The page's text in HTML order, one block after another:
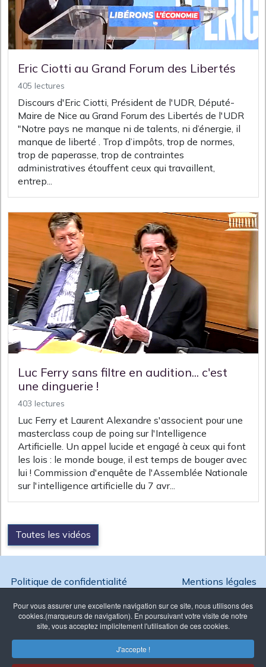
Pour vous assurer une excellente navigation sur ce site, nous utilisons des
cookies.(marqueurs de navigation). En poursuivant votre visite de notre
site, vous acceptez implicitement l'utilisation de ces cookies.
J'accepte !
Eric Ciotti au Grand Forum des Libertés
405 lectures
Discours d'Eric Ciotti, Président de l'UDR, Député-
Maire de Nice au Grand Forum des Libertés de l'UDR
"Notre pays ne manque ni de talents, ni d’énergie, il
manque de liberté . Trop d’impôts, trop de normes,
trop de paperasse, trop de contraintes
administratives étouffent ceux qui travaillent,
entrep...
Luc Ferry sans filtre en audition... c'est
une dinguerie !
403 lectures
Luc Ferry et Laurent Alexandre s'associent pour une
masterclass coup de poing sur l'Intelligence
Artificielle. Un appel lucide et engagé à ceux qui font
les lois : le monde bouge, il est temps de bouger avec
lui ! Commission d'enquête de l'Assemblée Nationale
sur l'intelligence artificielle du 7 avr...
Toutes les vidéos
Politique de confidentialité Mentions légales
Association Loi 1901 enregistrée à
Copyright @ 2026 Ambition France - Reproduction interdite